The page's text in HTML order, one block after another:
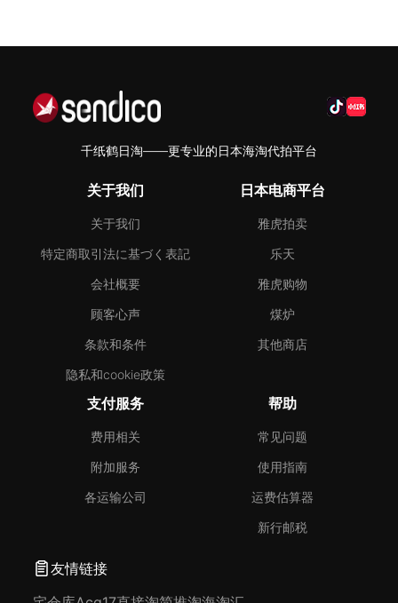
千纸鹤日淘——更专业的日本海淘代拍平台
关于我们
关于我们
特定商取引法に基づく表記
会社概要
顾客心声
条款和条件
隐私和cookie政策
日本电商平台
雅虎拍卖
乐天
雅虎购物
煤炉
其他商店
支付服务
费用相关
附加服务
各运输公司
帮助
常见问题
使用指南
运费估算器
新行邮税
友情链接